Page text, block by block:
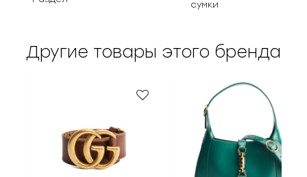
сумки
Другие товары этого бренда